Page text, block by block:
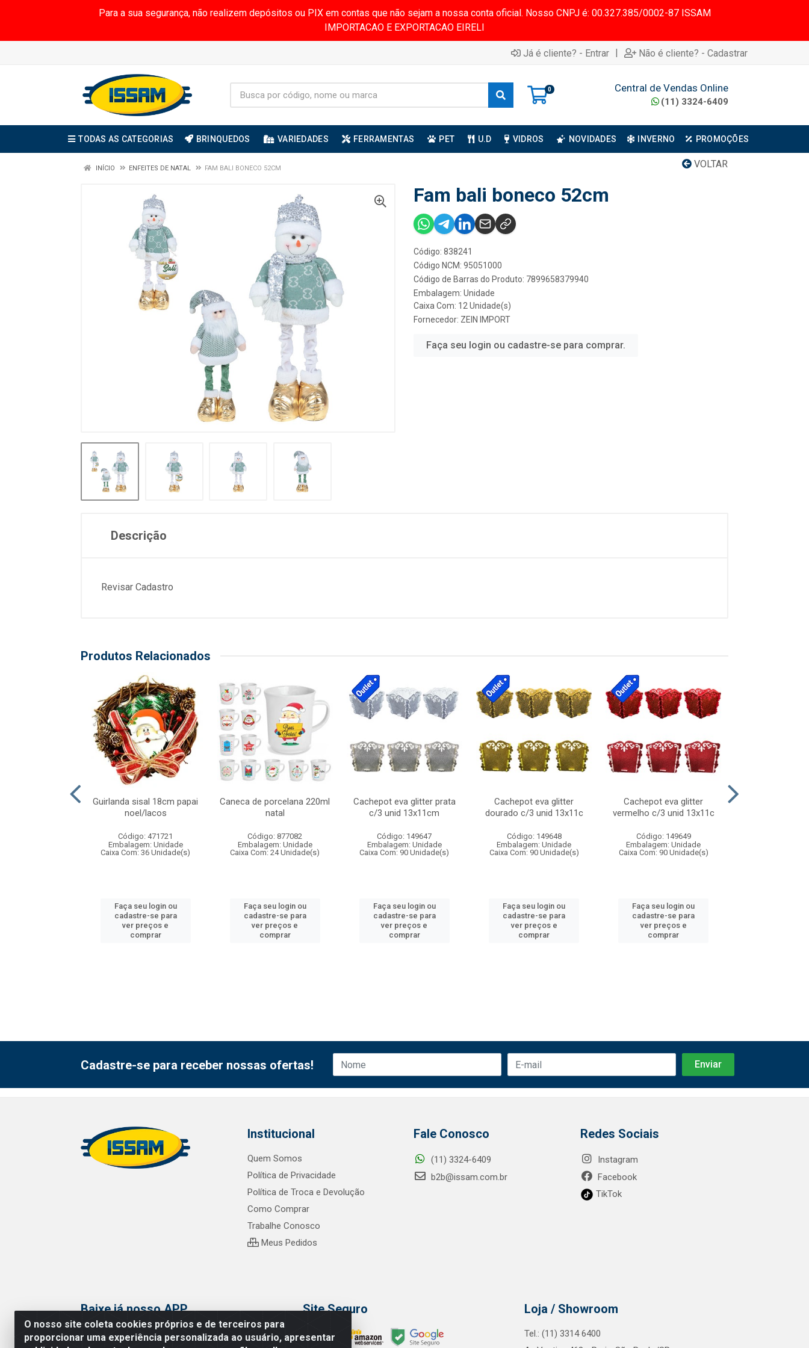
Para a sua segurança, não realizem depósitos ou PIX em contas que não sejam a nossa conta oficial. Nosso CNPJ é: 00.327.385/0002-87 ISSAM
IMPORTACAO E EXPORTACAO EIRELI
Já é cliente? - Entrar | Não é cliente? - Cadastrar
0 Central de Vendas Online
(11) 3324-6409
TODAS AS CATEGORIAS BRINQUEDOS VARIEDADES FERRAMENTAS PET U.D VIDROS NOVIDADES INVERNO PROMOÇÕES
VOLTAR
INÍCIO ENFEITES DE NATAL FAM BALI BONECO 52CM
Fam bali boneco 52cm
Código: 838241
Código NCM: 95051000
Código de Barras do Produto: 7899658379940
Embalagem: Unidade
Caixa Com: 12 Unidade(s)
Fornecedor: ZEIN IMPORT
Faça seu login ou cadastre-se para comprar.
Descrição
Revisar Cadastro
Produtos Relacionados
Guirlanda sisal 18cm papai
noel/lacos
Código: 471721
Embalagem: Unidade
Caixa Com: 36 Unidade(s)
Faça seu login ou
cadastre-se para
ver preços e
comprar
Caneca de porcelana 220ml
natal
Código: 877082
Embalagem: Unidade
Caixa Com: 24 Unidade(s)
Faça seu login ou
cadastre-se para
ver preços e
comprar
Cachepot eva glitter prata
c/3 unid 13x11cm
Código: 149647
Embalagem: Unidade
Caixa Com: 90 Unidade(s)
Faça seu login ou
cadastre-se para
ver preços e
comprar
Cachepot eva glitter
dourado c/3 unid 13x11c
Código: 149648
Embalagem: Unidade
Caixa Com: 90 Unidade(s)
Faça seu login ou
cadastre-se para
ver preços e
comprar
Cachepot eva glitter
vermelho c/3 unid 13x11c
Código: 149649
Embalagem: Unidade
Caixa Com: 90 Unidade(s)
Faça seu login ou
cadastre-se para
ver preços e
comprar
O nosso site coleta cookies próprios e de terceiros para
proporcionar uma experiência personalizada ao usuário, apresentar
Cadastre-se para receber nossas ofertas!
Institucional
Quem Somos
Política de Privacidade
Política de Troca e Devolução
Como Comprar
Trabalhe Conosco
Meus Pedidos
Fale Conosco
(11) 3324-6409
b2b@issam.com.br
Redes Sociais
Instagram
Facebook
TikTok
Baixe já nosso APP Site Seguro Loja / Showroom
Tel.: (11) 3314 6400